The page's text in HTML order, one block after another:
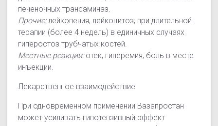
печеночных трансаминаз.
Прочие:лейкопения, лейкоцитоз; при длительной
терапии (более 4 недель) в единичных случаях
гиперостоз трубчатых костей.
Местные реакции:отек, гиперемия, боль в месте
инъекции.
Лекарственное взаимодействие
При одновременном применении Вазапростан
может усиливать гипотензивный эффект